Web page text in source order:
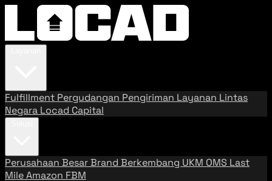
Fulfillment Pergudangan Pengiriman Layanan Lintas
Negara Locad Capital
Perusahaan BesarBrand Berkembang UKM OMS Last
MileAmazon FBM